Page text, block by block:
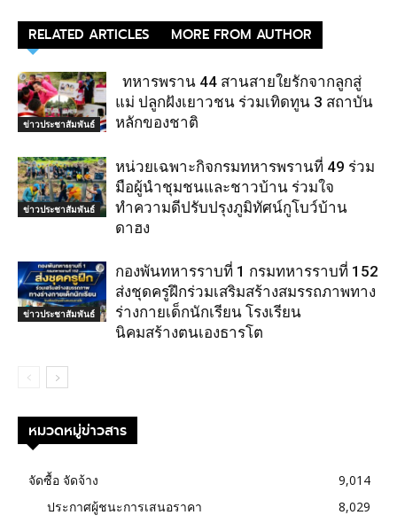
RELATED ARTICLES MORE FROM AUTHOR
ข่าวประชาสัมพันธ์
ทหารพราน 44 สานสายใยรักจากลูกสู่
แม่ ปลูกฝังเยาวชน ร่วมเทิดทูน 3 สถาบัน
หลักของชาติ
ข่าวประชาสัมพันธ์
หน่วยเฉพาะกิจกรมทหารพรานที่ 49 ร่วม
มือผู้นำชุมชนและชาวบ้าน ร่วมใจ
ทำความดีปรับปรุงภูมิทัศน์กูโบว์บ้าน
ดาฮง
ข่าวประชาสัมพันธ์
กองพันทหารราบที่ 1 กรมทหารราบที่ 152
ส่งชุดครูฝึกร่วมเสริมสร้างสมรรถภาพทาง
ร่างกายเด็กนักเรียน โรงเรียน
นิคมสร้างตนเองธารโต
หมวดหมู่ข่าวสาร
จัดซื้อ จัดจ้าง
9,014
ประกาศผู้ชนะการเสนอราคา
8,029